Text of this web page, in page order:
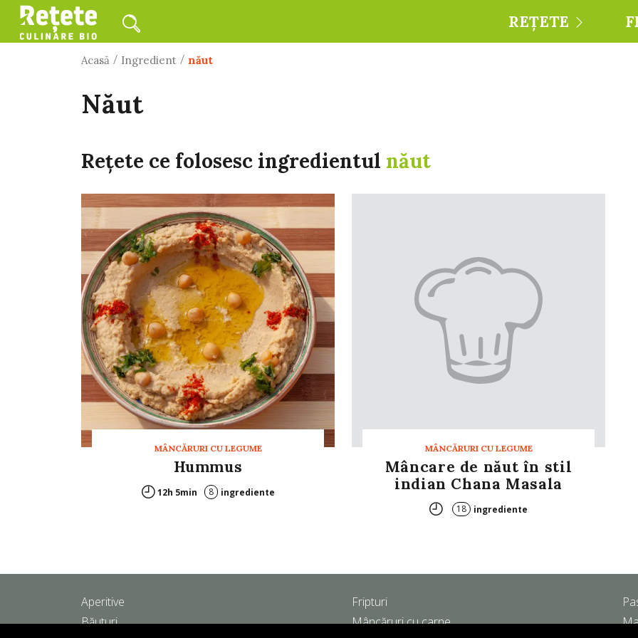
REȚETE
Acasă / Ingredient / năut
năut
Rețete ce folosesc ingredientul năut
MÂNCĂRURI CU LEGUME
Hummus
12h 5min 8 ingrediente
MÂNCĂRURI CU LEGUME
Mâncare de năut în stil
indian Chana Masala
18 ingrediente
Aperitive
Băuturi
Fripturi
Mâncăruri cu carne